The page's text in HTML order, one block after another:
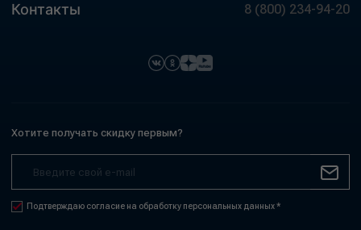
Контакты 8 (800) 234-94-20
Хотите получать скидку первым?
Подтверждаю согласие на обработку персональных данных *